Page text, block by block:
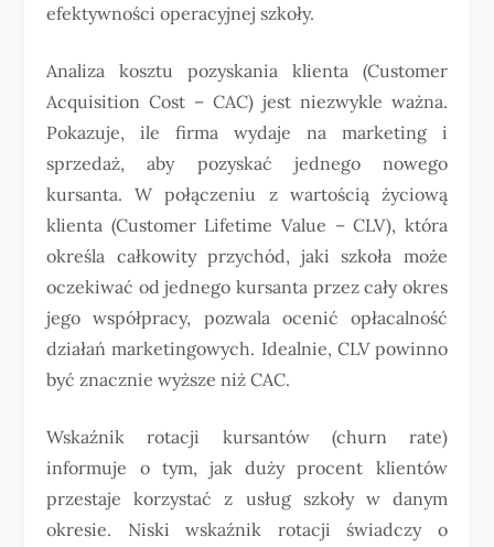
efektywności operacyjnej szkoły.
Analiza kosztu pozyskania klienta (Customer
Acquisition Cost – CAC) jest niezwykle ważna.
Pokazuje, ile firma wydaje na marketing i
sprzedaż, aby pozyskać jednego nowego
kursanta. W połączeniu z wartością życiową
klienta (Customer Lifetime Value – CLV), która
określa całkowity przychód, jaki szkoła może
oczekiwać od jednego kursanta przez cały okres
jego współpracy, pozwala ocenić opłacalność
działań marketingowych. Idealnie, CLV powinno
być znacznie wyższe niż CAC.
Wskaźnik rotacji kursantów (churn rate)
informuje o tym, jak duży procent klientów
przestaje korzystać z usług szkoły w danym
okresie. Niski wskaźnik rotacji świadczy o